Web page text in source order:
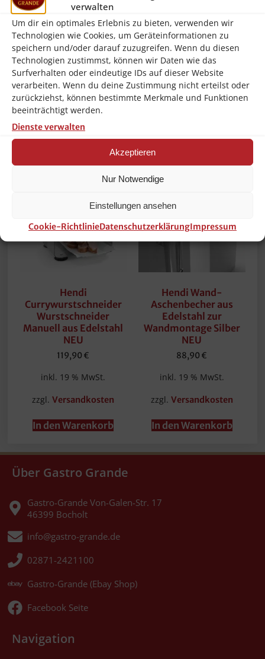
verwalten
Um dir ein optimales Erlebnis zu bieten, verwenden wir
Technologien wie Cookies, um Geräteinformationen zu
speichern und/oder darauf zuzugreifen. Wenn du diesen
Technologien zustimmst, können wir Daten wie das
Surfverhalten oder eindeutige IDs auf dieser Website
verarbeiten. Wenn du deine Zustimmung nicht erteilst oder
zurückziehst, können bestimmte Merkmale und Funktionen
beeinträchtigt werden.
Dienste verwalten
Akzeptieren
Nur Notwendige
Einstellungen ansehen
Cookie-RichtlinieDatenschutzerklärungImpressum
Küchenmesser
Fleichmesser 22 cm
Klingenlänge Serie
Ajax NEU
94,90€
inkl. 19 % MwSt.
zzgl.Versandkosten
In den Warenkorb
gezahntes-Messer
Hendi Gastro NEU
129,90€
inkl. 19 % MwSt.
Hendi
Currywurstschneider
Wurstschneider
Manuell aus Edelstahl
NEU
119,90 €
inkl. 19 % MwSt.
zzgl.Versandkosten
In den Warenkorb
Hendi Wand-
Aschenbecher aus
Edelstahl zur
Wandmontage Silber
NEU
88,90 €
inkl. 19 % MwSt.
zzgl. Versandkosten
In den Warenkorb
Über Gastro Grande
Gastro-Grande Von-Galen-Str. 17
46399 Bocholt
info@gastro-grande.de
02871-2421100
Gastro-Grande (Ebay Shop)
Facebook Seite
Navigation